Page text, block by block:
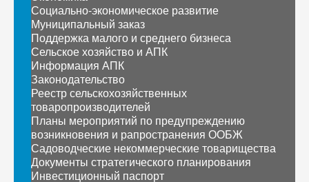
Социально-экономическое развитие
Муниципальный заказ
Поддержка малого и среднего бизнеса
Сельское хозяйство и АПК
Информация АПК
Законодательство
Реестр сельскохозяйственных
товаропроизводителей
Планы мероприятий по предупреждению
возникновения и рапространения ООБЖ
Садоводческие некоммерческие товарищества
Документы стратегического планирования
Инвестиционный паспорт